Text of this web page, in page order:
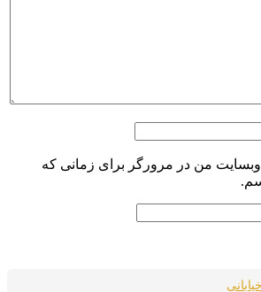
من در مرورگر برای زمانی که